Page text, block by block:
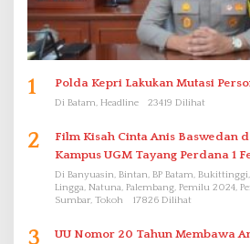
1 Polda Kepri Lakukan Mutasi
Di Batam, Headline 23419 Dilihat
2
Film Kisah Cinta Anis Baswedan
Kampus UGM Tayang Perdana 1
Di Banyuasin, Bintan, BP Batam,
Lingga, Natuna, Palembang, Pemilu 2024,
Sumbar, Tokoh
17826 Dilihat
3
UU Nomor 20 Tahun Membawa